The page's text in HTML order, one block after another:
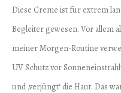
Diese Creme ist für extrem
Begleiter gewesen. Vor allem
meiner Morgen-Routine
UV Schutz vor
und ‚verjüngt‘ die Haut. Das